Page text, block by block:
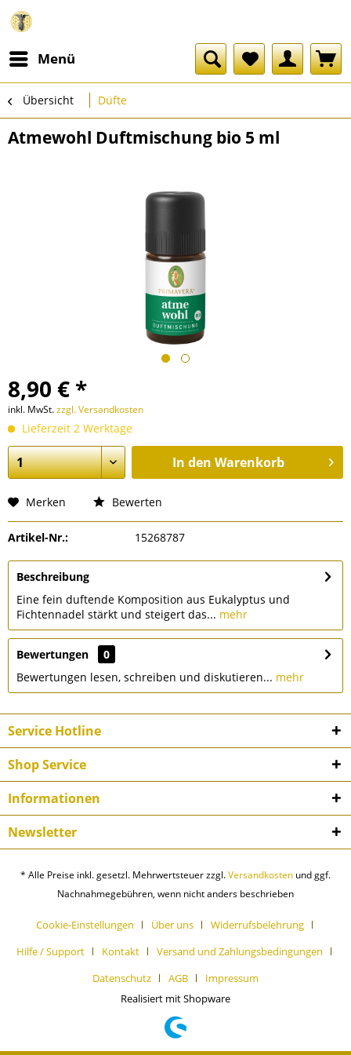
Menü
Übersicht Düfte
Atmewohl Duftmischung bio 5 ml
8,90 € *
inkl. MwSt.zzgl. Versandkosten
Lieferzeit 2 Werktage
In den Warenkorb
Merken Bewerten
Artikel-Nr.: 15268787
Beschreibung
Eine fein duftende Komposition aus Eukalyptus und
Fichtennadel stärkt und steigert das... mehr
Bewertungen
0
Bewertungen lesen, schreiben und diskutieren... mehr
Service Hotline
Shop Service
Informationen
Newsletter
* Alle Preise inkl. gesetzl. Mehrwertsteuer zzgl.Versandkosten und ggf.
Nachnahmegebühren, wenn nicht anders beschrieben
Cookie-Einstellungen Über uns
Widerrufsbelehrung
Hilfe / Support
Kontakt
Versand und Zahlungsbedingungen
Datenschutz
AGB
Impressum
Realisiert mit Shopware